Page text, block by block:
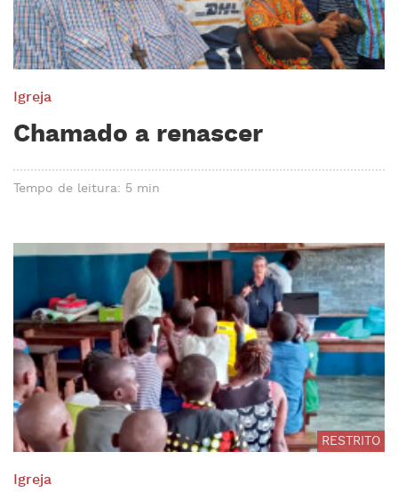
Igreja
Chamado a renascer
Tempo de leitura: 5 min
RESTRITO
Igreja